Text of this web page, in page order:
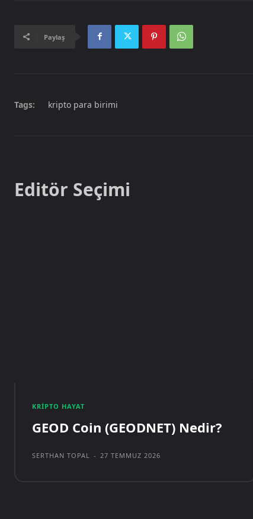
Paylaş
Tags: kripto para birimi
Editör Seçimi
KRIPTO HAYAT
GEOD Coin (GEODNET) Nedir?
SERTHAN TOPAL - 27 TEMMUZ 2026